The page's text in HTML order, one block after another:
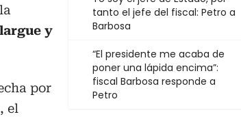
tanto el jefe del fiscal: Petro a
Barbosa
“El presidente me acaba de
poner una lápida encima”:
fiscal Barbosa responde a
Petro
y
por
el